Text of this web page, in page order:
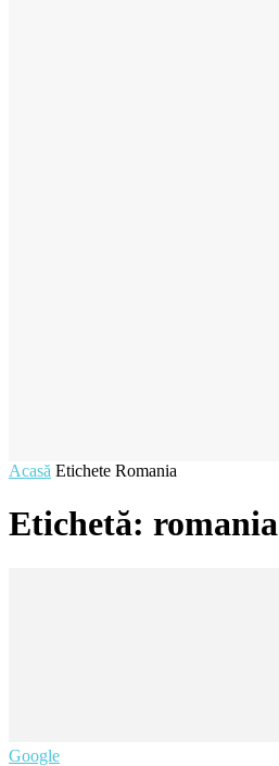
Acasă Etichete Romania
Etichetă: romania
Google